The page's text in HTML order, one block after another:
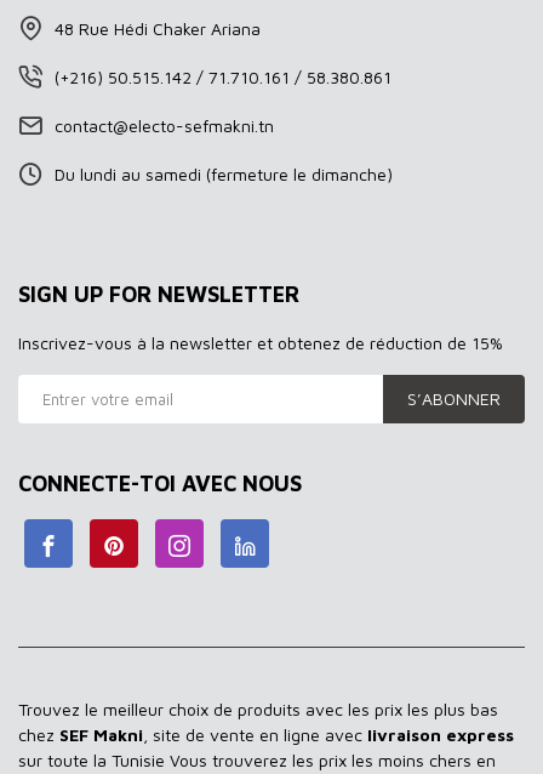
48 Rue Hédi Chaker Ariana
(+216) 50.515.142 / 71.710.161 / 58.380.861
contact@electo-sefmakni.tn
Du lundi au samedi (fermeture le dimanche)
SIGN UP FOR NEWSLETTER
Inscrivez-vous à la newsletter et obtenez de réduction de 15%
S’ABONNER
CONNECTE-TOI AVEC NOUS
Trouvez le meilleur choix de produits avec les prix les plus bas
chez SEF Makni , site de vente en ligne avec livraison express
sur toute la Tunisie Vous trouverez les prix les moins chers en